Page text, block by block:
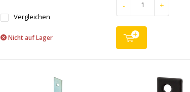
Vergleichen
Nicht auf Lager
- +